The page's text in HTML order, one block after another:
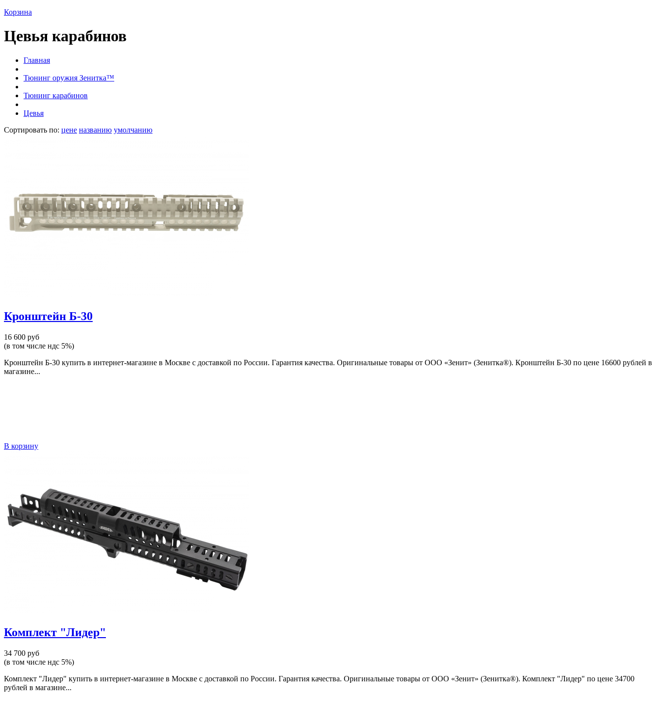
Корзина
Цевья карабинов
Главная
Тюнинг оружия Зенитка™
Тюнинг карабинов
Цевья
Сортировать по: цене названию умолчанию
Кронштейн Б-30
16 600 руб
(в том числе ндс 5%)
Кронштейн Б-30 купить в интернет-магазине в Москве с доставкой по России. Гарантия качества. Оригинальные товары от ООО «Зенит» (Зенитка®). Кронштейн Б-30 по цене 16600 рублей в
магазине...
В корзину
Комплект "Лидер"
34 700 руб
(в том числе ндс 5%)
Комплект "Лидер" купить в интернет-магазине в Москве с доставкой по России. Гарантия качества. Оригинальные товары от ООО «Зенит» (Зенитка®). Комплект "Лидер" по цене 34700
рублей в магазине...